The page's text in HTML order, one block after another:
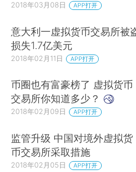
2018年03月08日 APP打开
意大利一虚拟货币交易所被
损失1.7亿美元
2018年02月11日 APP打开
币圈也有富豪榜了 虚拟货币
交易所你知道多少？
2018年02月09日 APP打开
监管升级 中国对境外虚拟货
币交易所采取措施
2018年02月05日 APP打开